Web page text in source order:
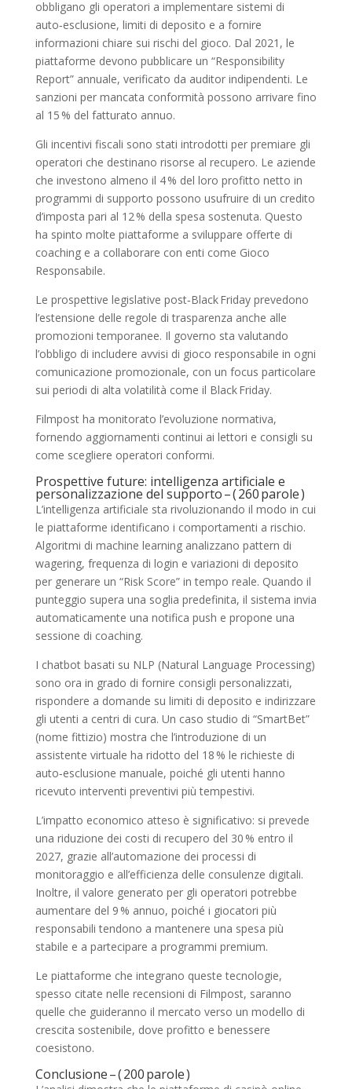
obbligano gli operatori a implementare sistemi di
auto‑esclusione, limiti di deposito e a fornire
informazioni chiare sui rischi del gioco. Dal 2021, le
piattaforme devono pubblicare un “Responsibility
Report” annuale, verificato da auditor indipendenti. Le
sanzioni per mancata conformità possono arrivare fino
al 15 % del fatturato annuo.
Gli incentivi fiscali sono stati introdotti per premiare gli
operatori che destinano risorse al recupero. Le aziende
che investono almeno il 4 % del loro profitto netto in
programmi di supporto possono usufruire di un credito
d’imposta pari al 12 % della spesa sostenuta. Questo
ha spinto molte piattaforme a sviluppare offerte di
coaching e a collaborare con enti come Gioco
Responsabile.
Le prospettive legislative post‑Black Friday prevedono
l’estensione delle regole di trasparenza anche alle
promozioni temporanee. Il governo sta valutando
l’obbligo di includere avvisi di gioco responsabile in ogni
comunicazione promozionale, con un focus particolare
sui periodi di alta volatilità come il Black Friday.
Filmpost ha monitorato l’evoluzione normativa,
fornendo aggiornamenti continui ai lettori e consigli su
come scegliere operatori conformi.
Prospettive future: intelligenza artificiale e
personalizzazione del supporto – ( 260 parole )
L’intelligenza artificiale sta rivoluzionando il modo in cui
le piattaforme identificano i comportamenti a rischio.
Algoritmi di machine learning analizzano pattern di
wagering, frequenza di login e variazioni di deposito
per generare un “Risk Score” in tempo reale. Quando il
punteggio supera una soglia predefinita, il sistema invia
automaticamente una notifica push e propone una
sessione di coaching.
I chatbot basati su NLP (Natural Language Processing)
sono ora in grado di fornire consigli personalizzati,
rispondere a domande su limiti di deposito e indirizzare
gli utenti a centri di cura. Un caso studio di “SmartBet”
(nome fittizio) mostra che l’introduzione di un
assistente virtuale ha ridotto del 18 % le richieste di
auto‑esclusione manuale, poiché gli utenti hanno
ricevuto interventi preventivi più tempestivi.
L’impatto economico atteso è significativo: si prevede
una riduzione dei costi di recupero del 30 % entro il
2027, grazie all’automazione dei processi di
monitoraggio e all’efficienza delle consulenze digitali.
Inoltre, il valore generato per gli operatori potrebbe
aumentare del 9 % annuo, poiché i giocatori più
responsabili tendono a mantenere una spesa più
stabile e a partecipare a programmi premium.
Le piattaforme che integrano queste tecnologie,
spesso citate nelle recensioni di Filmpost, saranno
quelle che guideranno il mercato verso un modello di
crescita sostenibile, dove profitto e benessere
coesistono.
Conclusione – ( 200 parole )